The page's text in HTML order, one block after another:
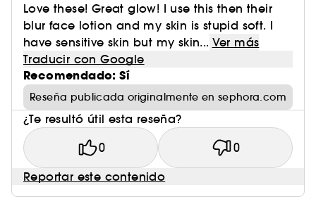
Love these! Great glow! I use this then their
blur face lotion and my skin is stupid soft. I
have sensitive skin but my skin... Ver más
Traducir con Google
Recomendado: Sí
Reseña publicada originalmente en sephora.com
¿Te resultó útil esta reseña?
0 0
Reportar este contenido